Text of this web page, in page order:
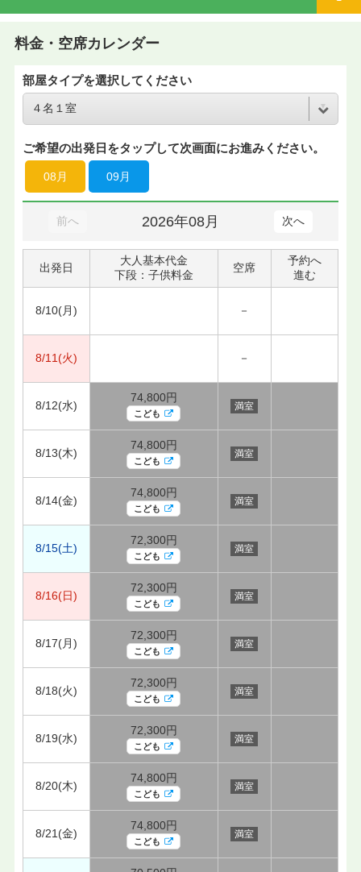
料金・空席カレンダー
部屋タイプを選択してください
ご希望の出発日をタップして次画面にお進みください。
08月 09月
前へ 2026年08月 次へ
出発日
大人基本代金
下段：子供料金
空席
予約へ
進む
8/10(月) －
8/11(火) －
8/12(水)
74,800円
こども
満室
8/13(木)
74,800円
こども
満室
8/14(金)
74,800円
こども
満室
8/15(土)
72,300円
こども
満室
8/16(日)
72,300円
こども
満室
8/17(月)
72,300円
こども
満室
8/18(火)
72,300円
こども
満室
8/19(水)
72,300円
こども
満室
8/20(木)
74,800円
こども
満室
8/21(金)
74,800円
こども
満室